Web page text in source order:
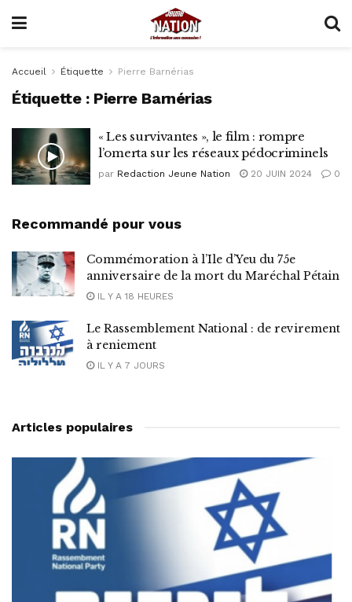
Accueil Étiquette Pierre Barnérias
Étiquette : Pierre Barnérias
« Les survivantes », le film : rompre
l’omerta sur les réseaux pédocriminels
par Redaction Jeune Nation 20 JUIN 2024 0
Recommandé pour vous
Commémoration à l’Ile d’Yeu du 75e
anniversaire de la mort du Maréchal Pétain
IL Y A 18 HEURES
Le Rassemblement National : de revirement
à reniement
IL Y A 7 JOURS
Articles populaires